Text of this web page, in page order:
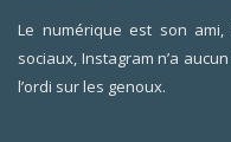
Le numérique est son
sociaux, Instagram n’a
l’ordi sur les genoux.